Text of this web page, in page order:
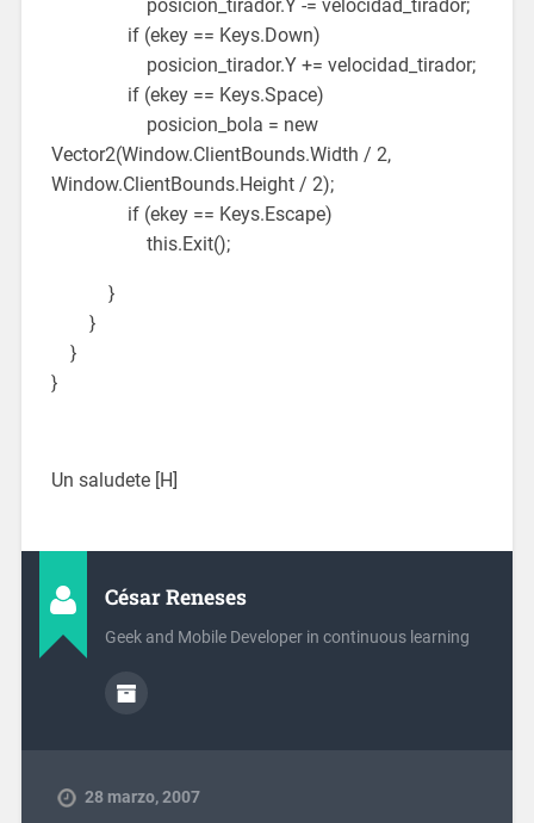
posicion_tirador.Y -= velocidad_tirador;
if (ekey == Keys.Down)
posicion_tirador.Y += velocidad_tirador;
if (ekey == Keys.Space)
posicion_bola = new
Vector2(Window.ClientBounds.Width / 2,
Window.ClientBounds.Height / 2);
if (ekey == Keys.Escape)
this.Exit();
}
}
}
}
Un saludete [H]
César Reneses
Geek and Mobile Developer in continuous learning
28 marzo, 2007